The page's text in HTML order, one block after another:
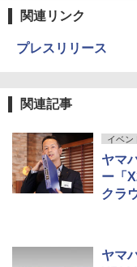
関連リンク
プレスリリース
関連記事
イベン
ヤマ
ー「
クラ
ヤマ